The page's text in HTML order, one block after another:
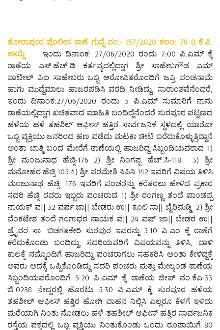
ಶೋರಾಪೂರ ಪೊಲೀಸ ಠಾಣೆ ಗುನ್ನೆ ನಂ:- 157/2020 ಕಲಂ: 78 () ಕೆ.ಪಿ.
ಕಾಯ್ದೆ : ಇಂದು ದಿನಾಂಕ: 27/06/2020 ರಂದು 7:00 ಪಿ.ಎಮ್ ಕ್ಕೆ
ಠಾಣೆಯ ಎಸ್.ಹೆಚ್.ಡಿ ಕರ್ತವ್ಯದಲ್ಲಿದ್ದಾಗ ಶ್ರೀ ಸಾಹೇಬಗೌಡ ಎಮ್
ಪಾಟೀಲ್ ಪಿಐ ಸಾಹೇಬರು ಒಬ್ಬ ಆರೋಪಿತರೊಂದಿಗೆ ಜಪ್ತಿ ಪಂಚನಾಮೆ
ಹಾಗು ಮುದ್ದೆಮಾಲು ಹಾಜರಪಡಿಸಿ ವರದಿ ನೀಡಿದ್ದು, ಸಾರಾಂಶವೆನೆಂದರೆ,
ಇಂದು ದಿನಾಂಕ:27/06/2020 ರಂದು 5 ಪಿ.ಎಮ್ ಸುಮಾರಿಗೆ ನಾನು
ಠಾಣೆಯಲ್ಲಿದ್ದಾಗ ಖಚಿತವಾದ ಮಾಹಿತಿ ಬಂದಿದ್ದೆನೆಂದರೆ ಸುರಪೂರ ಪಟ್ಟಣದ
ಹಳೆಯ ಹಳೆ ತಹಶಿಲ್ ಆಫೀಸ್ ಹತ್ತಿರ ಸಾರ್ವಜನಿಕ ಸ್ಥಳದಲ್ಲಿ ಯಾರೋ
ಒಬ್ಬ ವ್ಯಕ್ತಿಯು ಜನರಿಂದ ಹಣ ಪಡೆದು ಮಟಕಾ ಚೀಟಿ ಬರೆದುಕೊಳ್ಳುತ್ತಿದ್ದಾನೆ
ಅಂತಾ ಬಾತ್ಮಿ ಬಂದ ಮೇರೆಗೆ ಠಾಣೆಯಲ್ಲಿ ಹಾಜರಿದ್ದ ಸಿಬ್ಬಂದಿಯವರಾದ 1)
ಶ್ರೀ ಮಂಜುನಾಥ ಹೆಚ್ಸಿ-176 2) ಶ್ರೀ ನಿಂಗಪ್ಪ ಹೆಚ್.ಸಿ-118 3) ಶ್ರೀ
ಮನೋಹರ ಹೆಚ್ಸಿ-105 4) ಶ್ರೀ ಪರಮೇಶಿ ಸಿಪಿಸಿ-142 ಇವರಿಗೆ ವಿಷಯ ತಿಳಿಸಿ
ಮಂಜುನಾಥ ಹೆಚ್ಸಿ- 176 ಇವರಿಗೆ ಪಂಚರನ್ನು ಕರೆತರಲು ಹೇಳಿದ ಪ್ರಕಾರ
ಸದರಿ ಹೆಚ್ಸಿ ರವರು ಇಬ್ಬರು ಪಂಚರಾದ 1) ಶ್ರೀ ರಂಗಣ್ಣ ತಂದೆ ಪಾಂಡಪ್ಪ
ನಾಯಕ್ ವ|| 32 ವರ್ಷ ಜಾ|| ಬೇಡರು ಉ|| ಕೂಲಿ ಸಾ|| ಬೈರಿಮಡ್ಡಿ 2) ಶ್ರೀ
ವೆಂಕಟೇಶ ತಂದೆ ಗಂಗಾಧರ ನಾಯಕ ವ|| 24 ವಷ್ ಜಾ|| ಬೇಡರ ಉ||
ಡ್ರೈವರ ಸಾ: ಬಿಚಗತಕೇರಿ ಸುರಪುರ ಇವರನ್ನು 5:10 ಪಿ.ಎಂ ಕ್ಕೆ ಠಾಣೆಗೆ
ಕರೆದುಕೊಂಡು ಬಂದಿದ್ದು, ಸದರಿಯವರಿಗೆ ವಿಷಯವನ್ನು ತಿಳಿಸಿ, ದಾಳಿ
ಕಾಲಕ್ಕೆ ನಮ್ಮೊಂದಿಗೆ ಹಾಜರಿದ್ದು ಪಂಚರಾಗಲು ಸಹಕರಿಸಿ ಅಂತಾ ಕೇಳಿದ್ದಕ್ಕೆ
ಅವರು ಅದಕ್ಕೆ ಒಪ್ಪಿಕೊಂಡಿದ್ದು ಸದರಿ ಪಂಚರು ಮತ್ತು ಮೇಲ್ಕಂಡ ಠಾಣೆಯ
ಸಿಬ್ಬಂದಿಯವರೊಂದಿಗೆ 5:20 ಪಿ.ಎಮ್ ಕ್ಕೆ ಠಾಣೆಯ ಜೀಪ್ ನಂ.ಕೆಎ-33
ಜಿ-0238 ನೇದ್ದರಲ್ಲಿ ಹೊರಟು 5:30 ಪಿ.ಎಮ್ ಕ್ಕೆ ಸುರಪೂರ ಹಳೆಯ
ತಹಶೀಲ್ ಆಫೀಸ್ ಹತ್ತಿರ ಹೋಗಿ ವಾಹನ ನಿಲ್ಲಿಸಿ ಎಲ್ಲರೂ ಕೆಳಗೆ ಇಳಿದು
ಮರೆಯಾಗಿ ನಿಂತು ನೋಡಲು ಹಳೆ ತಹಶೀಲ್ ಆಫೀಸ್ ಹತ್ತಿರ ಸಾರ್ವಜನಿಕ
ರಸ್ತೆಯ ಪಕ್ಕದಲ್ಲಿ ಒಬ್ಬ ವ್ಯಕ್ತಿಯು ನಿಂತುಕೊಂಡು ಒಂದು ರೂಪಾಯಿಗೆ 80